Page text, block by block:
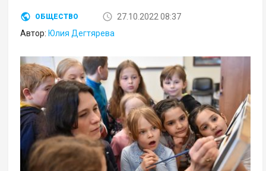
ОБЩЕСТВО
27.10.2022 08:37
Автор: Юлия Дегтярева